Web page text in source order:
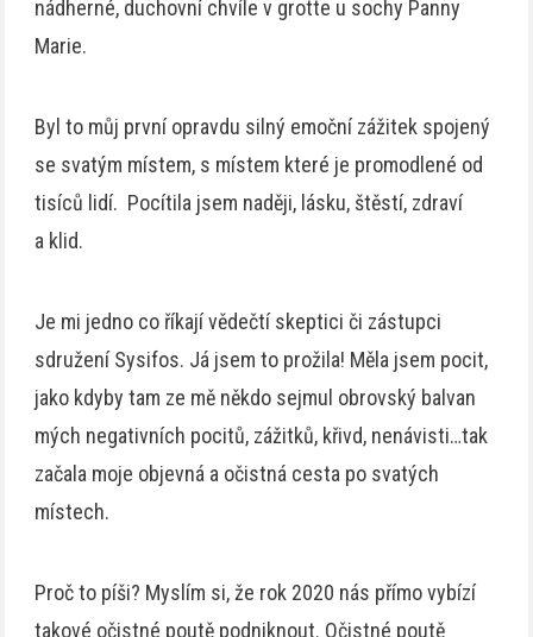
nádherné, duchovní chvíle v grotte u sochy Panny
Marie.
Byl to můj první opravdu silný emoční zážitek spojený
se svatým místem, s místem které je promodlené od
tisíců lidí. Pocítila jsem naději, lásku, štěstí, zdraví
a klid.
Je mi jedno co říkají vědečtí skeptici či zástupci
sdružení Sysifos. Já jsem to prožila! Měla jsem pocit,
jako kdyby tam ze mě někdo sejmul obrovský balvan
mých negativních pocitů, zážitků, křivd, nenávisti…tak
začala moje objevná a očistná cesta po svatých
místech.
Proč to píši? Myslím si, že rok 2020 nás přímo vybízí
takové očistné poutě podniknout. Očistné poutě